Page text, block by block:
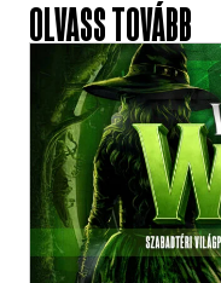
OLVASS TOVÁBB